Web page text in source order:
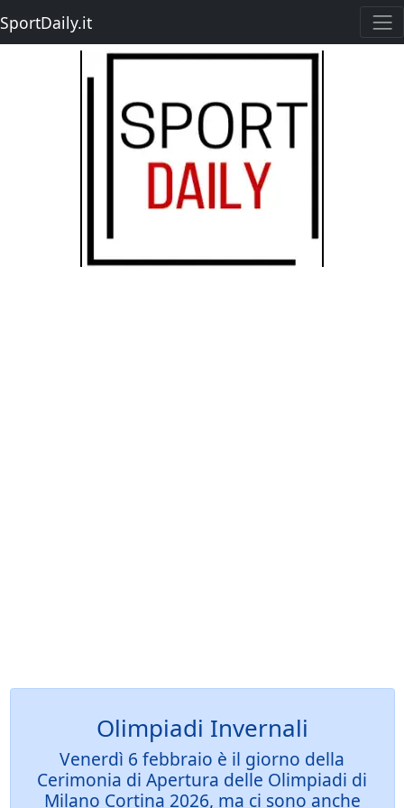
SportDaily.it
Olimpiadi Invernali
Venerdì 6 febbraio è il giorno della
Cerimonia di Apertura delle Olimpiadi di
Milano Cortina 2026, ma ci sono anche